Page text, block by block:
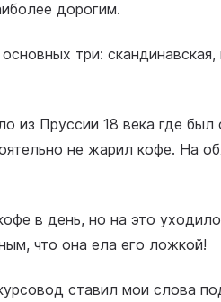
дорогим.
три: скандинавская,
из Пруссии 18 века где был
не жарил кофе. На
в день, но на это
что она ела его ложкой!
ставил мои слова